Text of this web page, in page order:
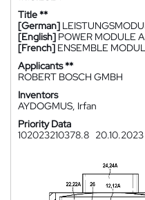
Title **
[German]
[English] POWER MODULE
[French] ENSEMBLE
Applicants **
ROBERT BOSCH GMBH
Inventors
AYDOGMUS, Irfan
Priority Data
102023210378.8 20.10.2023